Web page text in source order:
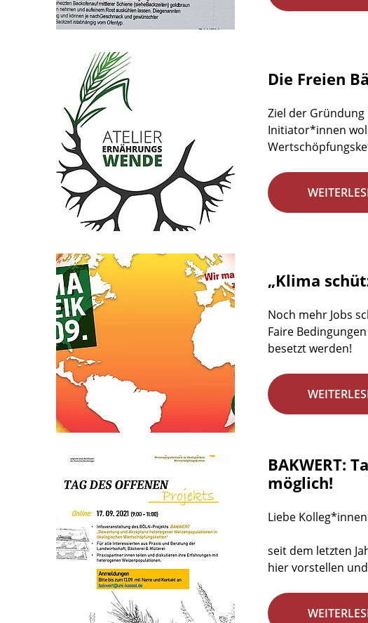
Die Freien
Ziel der
Initiator*innen
„Klima
Noch mehr Jobs
Faire
besetzt werden!
BAKWERT:
möglich!
Liebe
seit dem letzten
hier vorstellen